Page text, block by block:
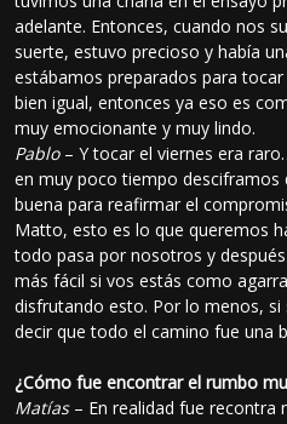
adelante. Entonces, cuando nos
suerte, estuvo precioso y había
estábamos preparados para
bien igual, entonces ya eso es
muy emocionante y muy lindo.
Pablo– Y tocar el viernes era
en muy poco tiempo desciframos
buena para reafirmar el
Matto, esto es lo que queremos
todo pasa por nosotros y
más fácil si vos estás como
disfrutando esto. Por lo menos,
decir que todo el camino fue una
¿Cómo fue encontrar el rumbo
Matías– En realidad fue recontra